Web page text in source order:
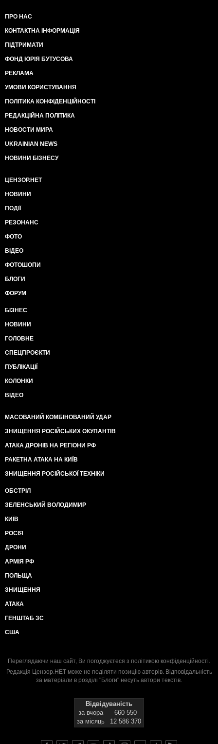
ПРО НАС
КОНТАКТНА ІНФОРМАЦІЯ
ПІДТРИМАТИ
ФОНД ЮРІЯ БУТУСОВА
РЕКЛАМА
УМОВИ КОРИСТУВАННЯ
ПОЛІТИКА КОНФІДЕНЦІЙНОСТІ
РЕДАКЦІЙНА ПОЛІТИКА
НОВОСТИ МИРА
UKRAINIAN NEWS
НОВИНИ БІЗНЕСУ
ЦЕНЗОР.НЕТ
НОВИНИ
ПОДІЇ
РЕЗОНАНС
ФОТО
ВІДЕО
ФОТОШОПИ
БЛОГИ
ФОРУМ
БІЗНЕС
НОВИНИ
ГОЛОВНЕ
СПЕЦПРОЄКТИ
ПУБЛІКАЦІЇ
КОЛОНКИ
ВІДЕО
МАСОВАНИЙ КОМБІНОВАНИЙ УДАР
ЗНИЩЕННЯ РОСІЙСЬКИХ ОКУПАНТІВ
АТАКА ДРОНІВ НА РЕГІОНИ РФ
РАКЕТНА АТАКА НА КИЇВ
ЗНИЩЕННЯ РОСІЙСЬКОЇ ТЕХНІКИ
ОБСТРІЛ
ЗЕЛЕНСЬКИЙ ВОЛОДИМИР
КИЇВ
РОСІЯ
ДРОНИ
АРМІЯ РФ
ПОЛЬЩА
ЗНИЩЕННЯ
АТАКА
ГЕНШТАБ ЗС
США
Переглядаючи наш сайт, Ви погоджуєтеся з політикою конфіденційності.
Редакція Цензор.НЕТ може не поділяти позицію авторів. Відповідальність
за матеріали в розділі "Блоги" несуть автори текстів.
Відвідуваність
за вчора
660 550
за місяць
12 586 370